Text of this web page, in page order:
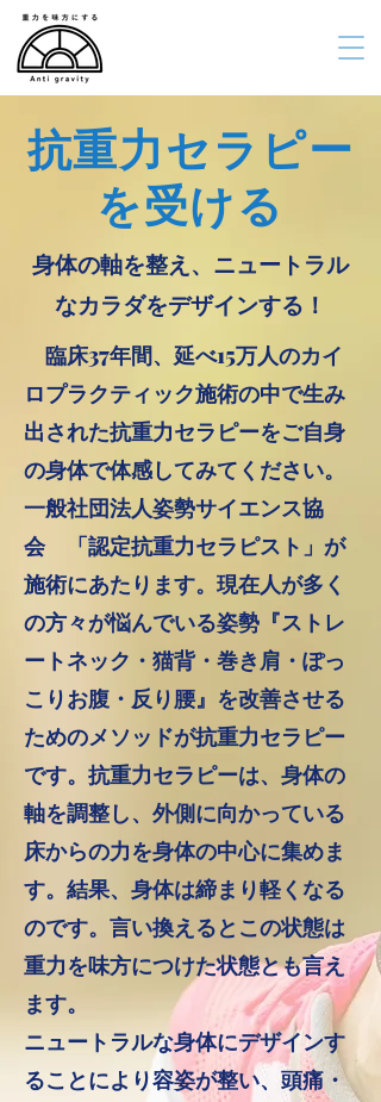
抗重力セラピー
を受ける
​身体の軸を整え、ニュートラル
なカラダをデザインする！
臨床37年間、延べ15万人のカイ
ロプラクティック施術の中で生み
出された抗重力セラピーをご自身
の身体で体感してみてください。
一般社団法人姿勢サイエンス協
会 「認定抗重力セラピスト」が
施術にあたります。現在人が多く
の方々が悩んでいる姿勢『ストレ
ートネック・猫背・巻き肩・ぽっ
こりお腹・反り腰』を改善させる
ためのメソッドが抗重力セラピー
です。抗重力セラピーは、身体の
軸を調整し、外側に向かっている
床からの力を身体の中心に集めま
す。結果、身体は締まり軽くなる
のです。言い換えるとこの状態は
重力を味方につけた状態とも言え
ます。
ニュートラルな身体にデザインす
ることにより容姿が整い、頭痛・